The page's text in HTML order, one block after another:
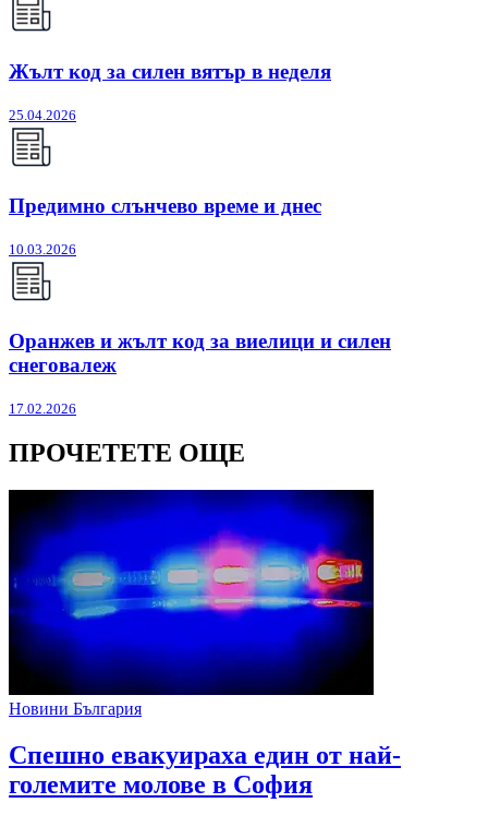
Жълт код за силен вятър в неделя
25.04.2026
Предимно слънчево време и днес
10.03.2026
Оранжев и жълт код за виелици и силен
снеговалеж
17.02.2026
ПРОЧЕТЕТЕ ОЩЕ
Новини България
Спешно евакуираха един от най-
големите молове в София